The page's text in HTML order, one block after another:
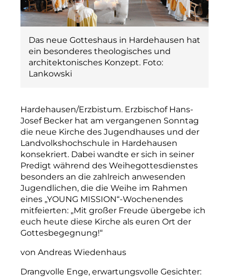
Das neue Gotteshaus in Hardehausen hat
ein besonderes theologisches und
architektonisches Konzept. Foto:
Lankowski
Hardehausen/Erzbistum. Erzbischof Hans-
Josef Becker hat am vergangenen Sonntag
die neue Kirche des Jugendhauses und der
Landvolkshochschule in Hardehausen
konsekriert. Dabei wandte er sich in seiner
Predigt während des Weihegottesdienstes
besonders an die zahlreich anwesenden
Jugendlichen, die die Weihe im Rahmen
eines „YOUNG MISSION“-Wochenendes
mitfeierten: „Mit großer Freude übergebe ich
euch heute diese Kirche als euren Ort der
Gottesbegegnung!“
von Andreas Wiedenhaus
Drangvolle Enge, erwartungsvolle Gesichter: